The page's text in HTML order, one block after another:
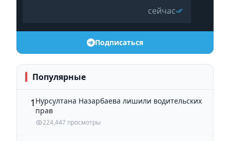
сейчас
Подписаться
Популярные
1 Нурсултана Назарбаева лишили водительских
прав
224,447 просмотры